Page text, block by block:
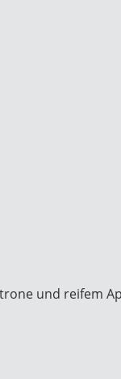
und reifem